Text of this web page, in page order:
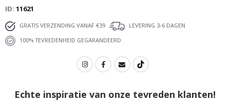
ID 11621
GRATIS VERZENDING VANAF €39
LEVERING 3-6 DAGEN
100% TEVREDENHEID GEGARANDEERD
Echte inspiratie van onze tevreden klanten!